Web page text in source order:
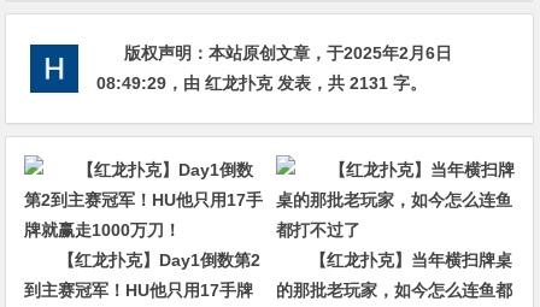
版权声明：本站原创文章，于2025年2月6日
08:49:29 ，由红龙扑克发表，共 2131 字。
【红龙扑克】Day1倒数第2
到主赛冠军！HU他只用17手牌
【红龙扑克】当年横扫牌桌
的那批老玩家，如今怎么连鱼都